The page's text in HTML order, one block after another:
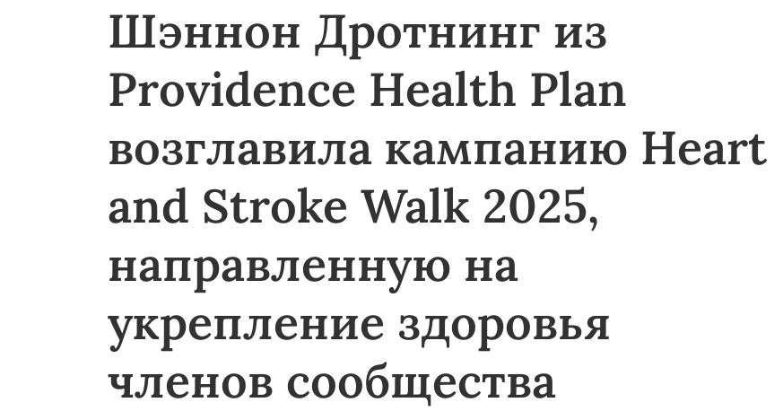
Шэннон Дротнинг из
Providence Health Plan
возглавила кампанию Heart
and Stroke Walk 2025,
направленную на
укрепление здоровья
членов сообщества